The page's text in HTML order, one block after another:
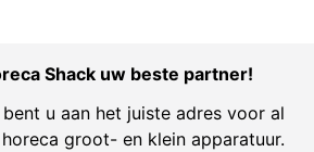
Shack uw beste partner!
u aan het juiste adres voor al
groot- en klein apparatuur.